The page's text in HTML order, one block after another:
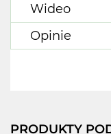
Wideo
Opinie
PRODUKTY